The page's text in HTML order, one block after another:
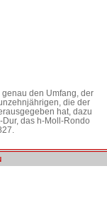
den Umfang, der
die der
hat, dazu
Dur, das h-Moll-Rondo